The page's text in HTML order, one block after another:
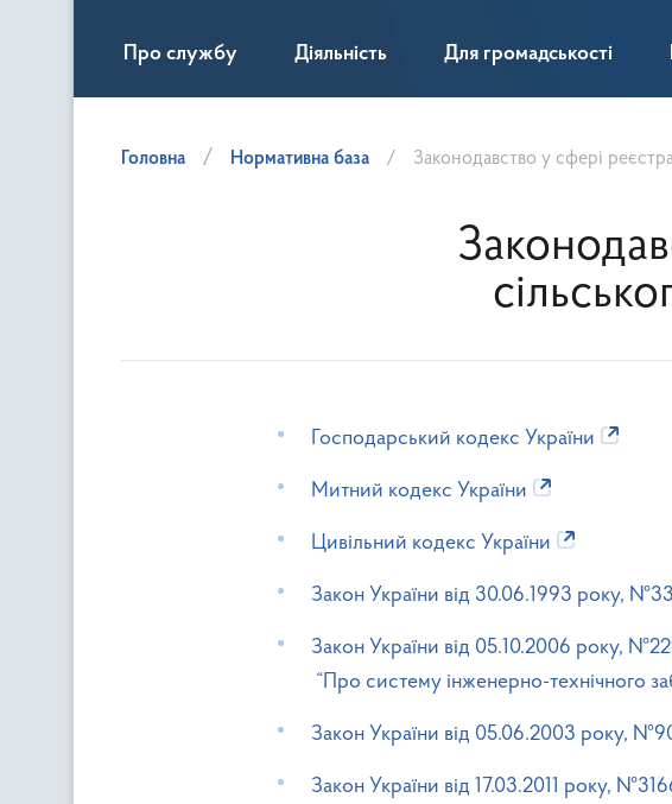
Про службу Діяльність Для громадськості
Головна Нормативна база Законодавство у сфері
Господарський кодекс України
Митний кодекс України
Цивільний кодекс України
Закон України вiд 30.06.1993 року,
Закон України вiд 05.10.2006 року,
“Про систему інженерно-технічного
Закон України вiд 05.06.2003 року,
Закон України від 17.03.2011 року,